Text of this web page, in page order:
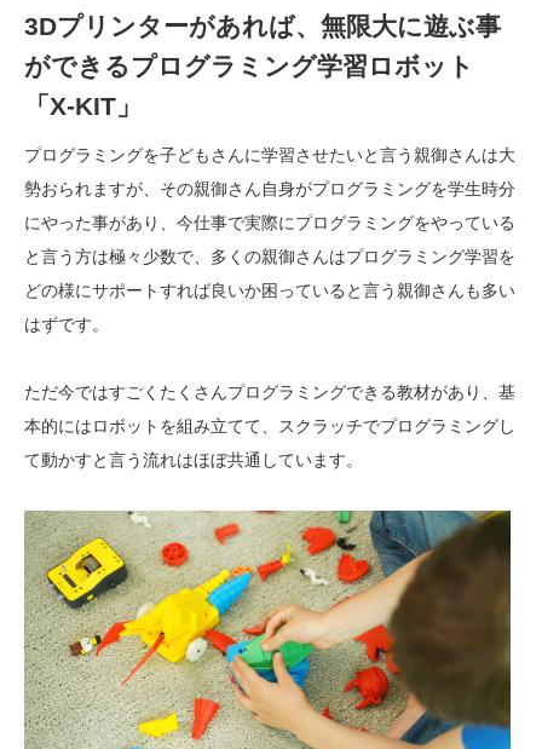
3Dプリンターがあれば、無限大に遊ぶ事
ができるプログラミング学習ロボット
「X-KIT」
プログラミングを子どもさんに学習させたいと言う親御さんは大
勢おられますが、その親御さん自身がプログラミングを学生時分
にやった事があり、今仕事で実際にプログラミングをやっている
と言う方は極々少数で、多くの親御さんはプログラミング学習を
どの様にサポートすれば良いか困っていると言う親御さんも多い
はずです。
ただ今ではすごくたくさんプログラミングできる教材があり、基
本的にはロボットを組み立てて、スクラッチでプログラミングし
て動かすと言う流れはほぼ共通しています。